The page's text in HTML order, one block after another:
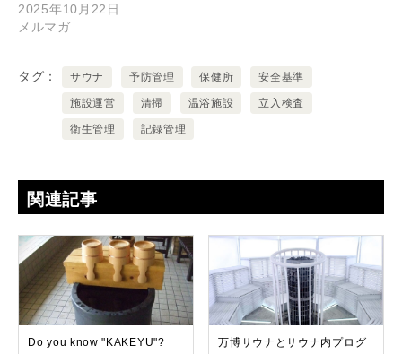
2025年10月22日
メルマガ
タグ サウナ 予防管理 保健所 安全基準
施設運営 清掃 温浴施設 立入検査
衛生管理 記録管理
関連記事
Do you know "KAKEYU"?
万博サウナとサウナ内プログ